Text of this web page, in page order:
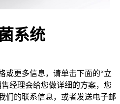
系统
或更多信息，请单击下面的“立
经理会给您做详细的方案，您
们的联系信息，或者发送电子邮